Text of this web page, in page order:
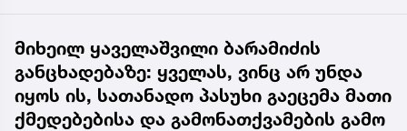
მიხეილ ყაველაშვილი ბარამიძის
განცხადებაზე: ყველას, ვინც არ უნდა
იყოს ის, სათანადო პასუხი გაეცემა მათი
ქმედებებისა და გამონათქვამების გამო